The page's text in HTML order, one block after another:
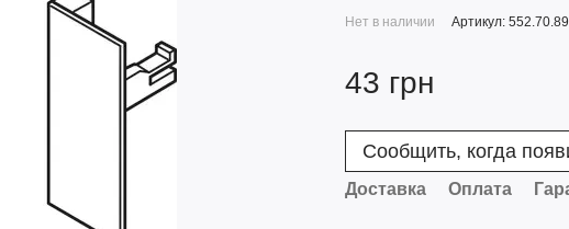
Нет в наличии Артикул:
43 грн
Сообщить, когда
Доставка Оплата